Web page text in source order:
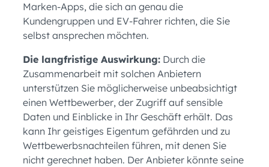
Marken-Apps, die sich an genau die
Kundengruppen und EV-Fahrer richten, die Sie
selbst ansprechen möchten.
Die langfristige Auswirkung: Durch die
Zusammenarbeit mit solchen Anbietern
unterstützen Sie möglicherweise unbeabsichtigt
einen Wettbewerber, der Zugriff auf sensible
Daten und Einblicke in Ihr Geschäft erhält. Das
kann Ihr geistiges Eigentum gefährden und zu
Wettbewerbsnachteilen führen, mit denen Sie
nicht gerechnet haben. Der Anbieter könnte seine